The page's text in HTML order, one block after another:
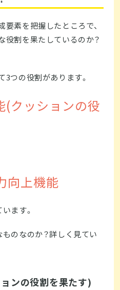
素を把握したところで、
役割を果たしているのか？
3つの役割があります。
(クッションの役
向上機能
ます。
のなのか？詳しく見てい
ンの役割を果たす)